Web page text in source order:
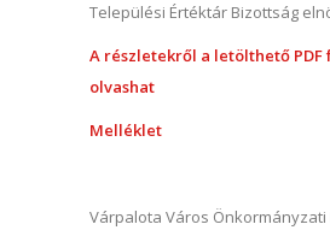
Települési Értéktár Bizottság
A részletekről a letölthető
olvashat
Melléklet
Várpalota Város